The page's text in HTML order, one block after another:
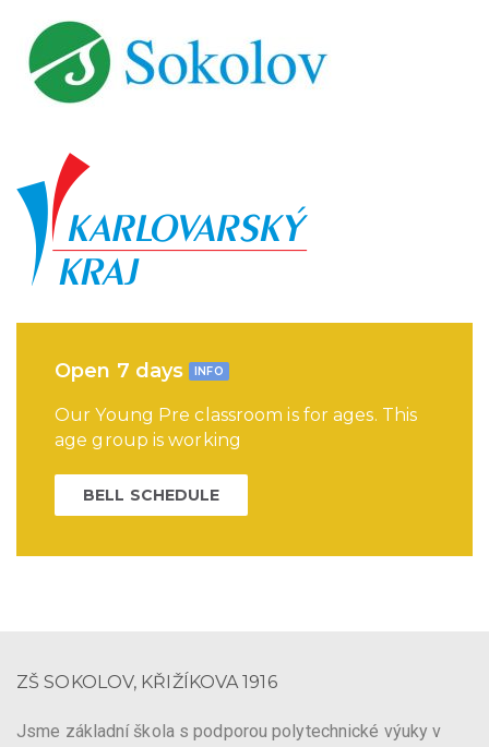
Open 7 days INFO
Our Young Pre classroom is for ages. This
age group is working
BELL SCHEDULE
ZŠ SOKOLOV, KŘIŽÍKOVA 1916
Jsme základní škola s podporou polytechnické výuky v